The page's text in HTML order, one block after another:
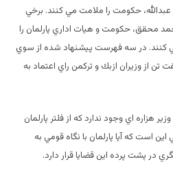
عبدالله، حكومت را ملامت مي كنند. برخي
محقق، حكومت و هيات اداري پارلمان را
مي كنند. در سه فهرست پيشنهاد شده از سوي
از وزيران ازبك و تركمن راي اعتماد به
هزاره اي وجود ندارد كه از فلتر پارلمان
است كه آيا پارلمان با نگاه قومي به
در پشت پرده اين قضايا قرار دارد.